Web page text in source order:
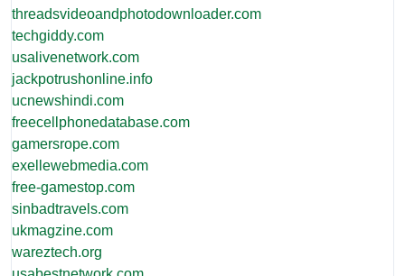
threadsvideoandphotodownloader.com
techgiddy.com
usalivenetwork.com
jackpotrushonline.info
ucnewshindi.com
freecellphonedatabase.com
gamersrope.com
exellewebmedia.com
free-gamestop.com
sinbadtravels.com
ukmagzine.com
wareztech.org